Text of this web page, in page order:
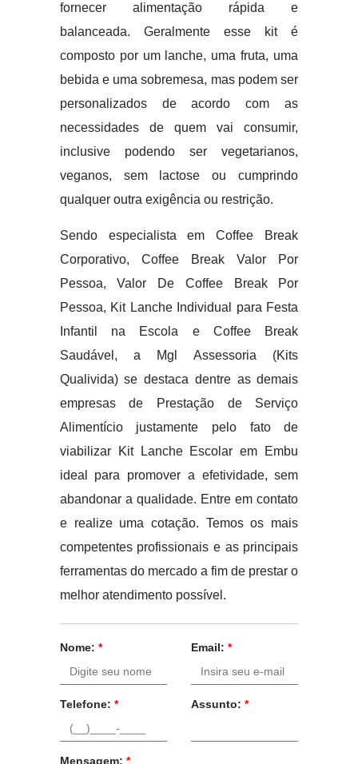
fornecer alimentação rápida e
balanceada. Geralmente esse kit é
composto por um lanche, uma fruta, uma
bebida e uma sobremesa, mas podem ser
personalizados de acordo com as
necessidades de quem vai consumir,
inclusive podendo ser vegetarianos,
veganos, sem lactose ou cumprindo
qualquer outra exigência ou restrição.
Sendo especialista em Coffee Break
Corporativo, Coffee Break Valor Por
Pessoa, Valor De Coffee Break Por
Pessoa, Kit Lanche Individual para Festa
Infantil na Escola e Coffee Break
Saudável, a Mgl Assessoria (Kits
Qualivida) se destaca dentre as demais
empresas de Prestação de Serviço
Alimentício justamente pelo fato de
viabilizar Kit Lanche Escolar em Embu
ideal para promover a efetividade, sem
abandonar a qualidade. Entre em contato
e realize uma cotação. Temos os mais
competentes profissionais e as principais
ferramentas do mercado a fim de prestar o
melhor atendimento possível.
Nome: * Email: *
Telefone: * Assunto: *
Mensagem: *